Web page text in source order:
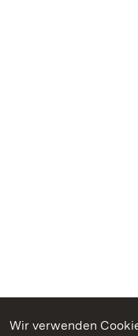
Wir verwenden